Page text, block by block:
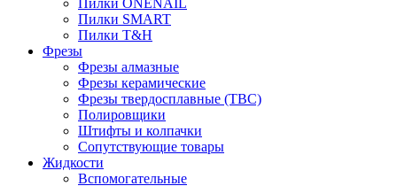
Пилки ONENAIL
Пилки SMART
Пилки T&H
Фрезы
Фрезы алмазные
Фрезы керамические
Фрезы твердосплавные (ТВС)
Полировщики
Штифты и колпачки
Сопутствующие товары
Жидкости
Вспомогательные